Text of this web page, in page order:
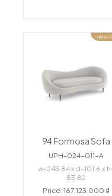
HÀNG
94 Formosa Sofa
UPH-024-011-A
w-243.84 x d-101.6 x
83.82
Price: 167.123.000 ₫